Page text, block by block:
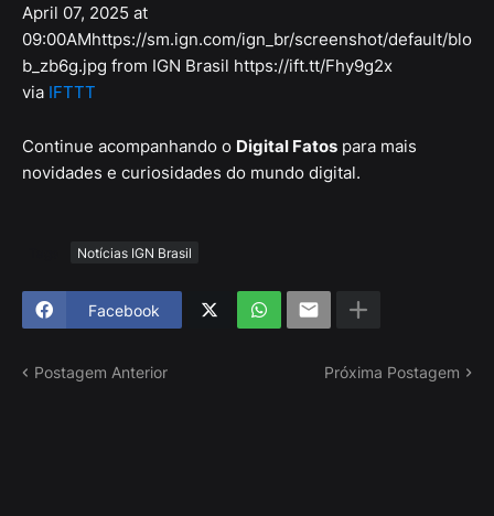
April 07, 2025 at
09:00AMhttps://sm.ign.com/ign_br/screenshot/default/blo
b_zb6g.jpg from IGN Brasil https://ift.tt/Fhy9g2x
via IFTTT
Continue acompanhando o Digital Fatos para mais
novidades e curiosidades do mundo digital.
Notícias IGN Brasil
Facebook
Postagem Anterior Próxima Postagem